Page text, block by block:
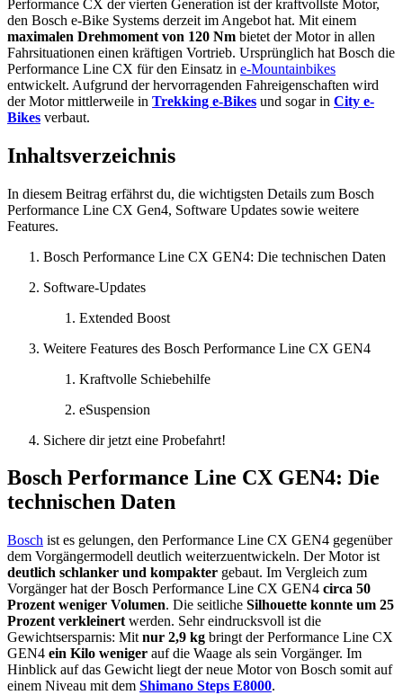
Performance CX der vierten Generation ist der kraftvollste Motor,
den Bosch e-Bike Systems derzeit im Angebot hat. Mit einem
maximalen Drehmoment von 120 Nm bietet der Motor in allen
Fahrsituationen einen kräftigen Vortrieb. Ursprünglich hat Bosch die
Performance Line CX für den Einsatz in e-Mountainbikes
entwickelt. Aufgrund der hervorragenden Fahreigenschaften wird
der Motor mittlerweile in Trekking e-Bikes und sogar in City e-
Bikes verbaut.
Inhaltsverzeichnis
In diesem Beitrag erfährst du, die wichtigsten Details zum Bosch
Performance Line CX Gen4, Software Updates sowie weitere
Features.
Bosch Performance Line CX GEN4: Die technischen Daten
Software-Updates
Extended Boost
Weitere Features des Bosch Performance Line CX GEN4
Kraftvolle Schiebehilfe
eSuspension
Sichere dir jetzt eine Probefahrt!
Bosch Performance Line CX GEN4: Die
technischen Daten
Bosch ist es gelungen, den Performance Line CX GEN4 gegenüber
dem Vorgängermodell deutlich weiterzuentwickeln. Der Motor ist
deutlich schlanker und kompakter gebaut. Im Vergleich zum
Vorgänger hat der Bosch Performance Line CX GEN4 circa 50
Prozent weniger Volumen. Die seitliche Silhouette konnte um 25
Prozent verkleinert werden. Sehr eindrucksvoll ist die
Gewichtsersparnis: Mit nur 2,9 kg bringt der Performance Line CX
GEN4 ein Kilo weniger auf die Waage als sein Vorgänger. Im
Hinblick auf das Gewicht liegt der neue Motor von Bosch somit auf
einem Niveau mit dem Shimano Steps E8000.